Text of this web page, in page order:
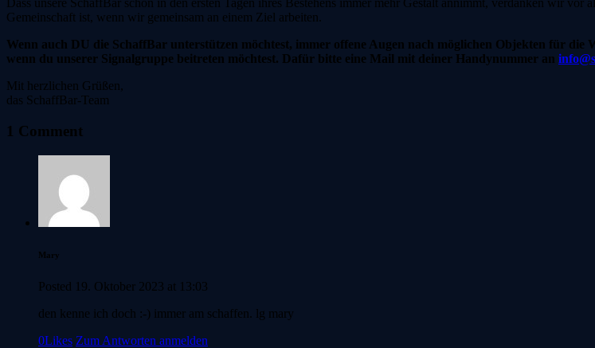
Dass unsere SchaffBar schon in den ersten Tagen ihres Bestehens immer mehr Gestalt annimmt, verdanken wir
Gemeinschaft ist, wenn wir gemeinsam an einem Ziel arbeiten.
Wenn auch DU die SchaffBar unterstützen möchtest, immer offene Augen nach möglichen Objekten für
wenn du unserer Signalgruppe beitreten möchtest. Dafür bitte eine Mail mit deiner Handynummer an
Mit herzlichen Grüßen,
das SchaffBar-Team
1 Comment
Mary
Posted 19. Oktober 2023 at 13:03
den kenne ich doch :-) immer am schaffen. lg mary
0Likes Zum Antworten anmelden